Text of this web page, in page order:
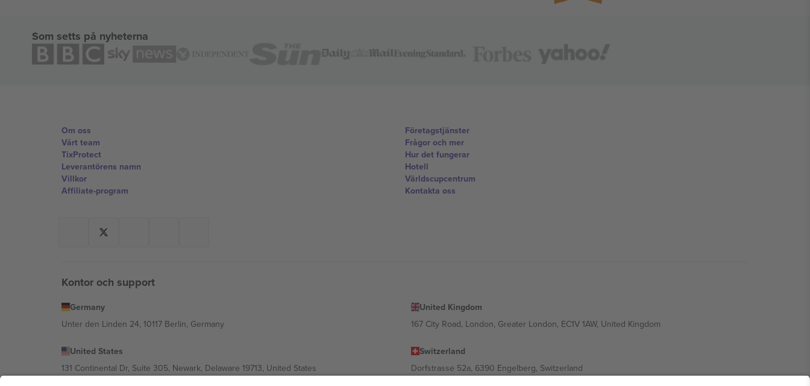
Som setts på nyheterna
Om oss
Vårt team
TixProtect
Leverantörens namn
Villkor
Affiliate-program
Företagstjänster
Frågor och mer
Hur det fungerar
Hotell
Världscupcentrum
Kontakta oss
Kontor och support
Germany
Unter den Linden 24, 10117 Berlin, Germany
United Kingdom
167 City Road, London, Greater London, EC1V 1AW, United Kingdom
United States
131 Continental Dr, Suite 305, Newark, Delaware 19713, United States
Switzerland
Dorfstrasse 52a, 6390 Engelberg, Switzerland